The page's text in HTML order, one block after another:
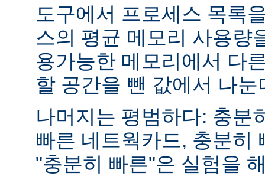
도구에서 프로세스 목록
스의 평균 메모리 사용량
용가능한 메모리에서 다
할 공간을 뺀 값에서 나눈
나머지는 평범하다: 충분
빠른 네트웍카드, 충분히
"충분히 빠른"은 실험을